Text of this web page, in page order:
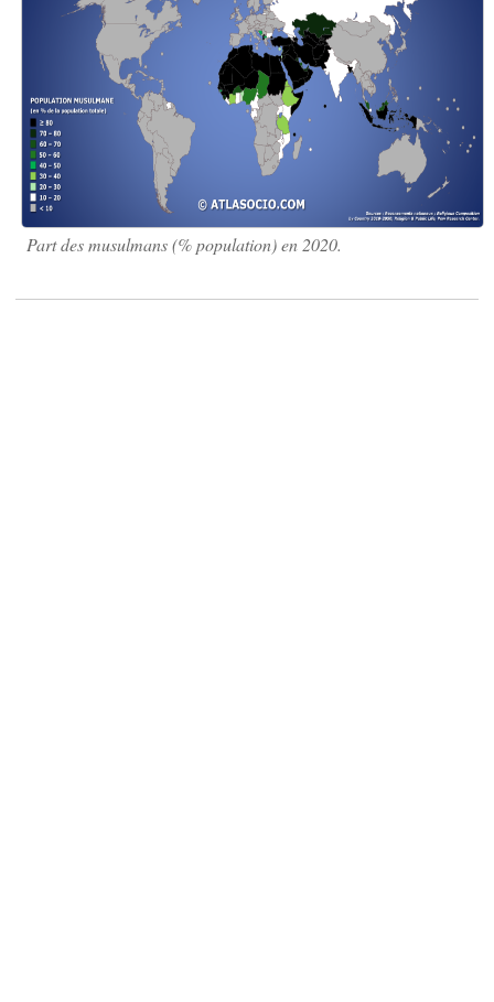
Part des musulmans (% population) en 2020.